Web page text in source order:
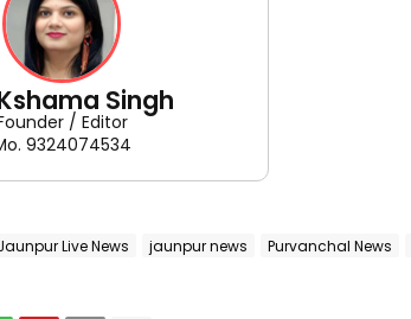
Singh
/ Editor
9324074534
Live News jaunpur news Purvanchal News